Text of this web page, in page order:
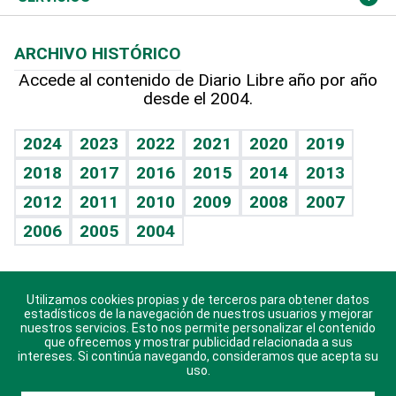
Hablando con el pediatra
Vida y familia
Eñe
Celebrando la vida
Sin complejos
En pocas palabras
Escuchando al corazón
Economía Personal
Línea de hit
TBT Deportivo
Más firmas
Hecho en casa
Guía del dinero
Cumpleaños
Horóscopos
Crucigramas
ARCHIVO HISTÓRICO
Accede al contenido de Diario Libre año por año
desde el 2004.
2024 2023 2022 2021 2020
2019
2018
2017 2016 2015 2014
2013
2012
2011 2010 2009 2008
2007
2006
2005 2004
Descarga nuestras aplicaciones para Android, iOS y
sistema Huawei.
Utilizamos cookies propias y de terceros para obtener datos
estadísticos de la navegación de nuestros usuarios y mejorar
nuestros servicios. Esto nos permite personalizar el contenido
que ofrecemos y mostrar publicidad relacionada a sus
intereses. Si continúa navegando, consideramos que acepta su
uso.